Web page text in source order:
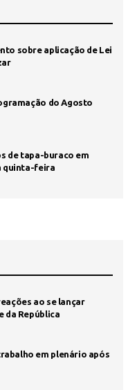
sobre aplicação de Lei
do Agosto
de tapa-buraco em
quinta-feira
ao se lançar
da República
em plenário após